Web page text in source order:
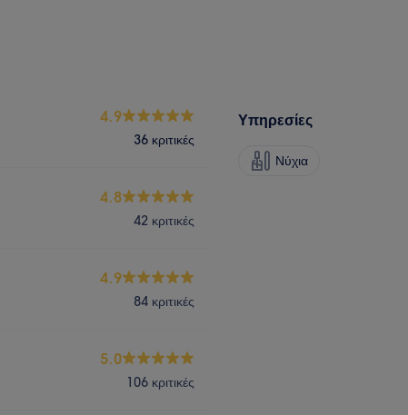
4.9
36 κριτικές
4.8
42 κριτικές
4.9
84 κριτικές
5.0
106 κριτικές
Υπηρεσίες
Νύχια